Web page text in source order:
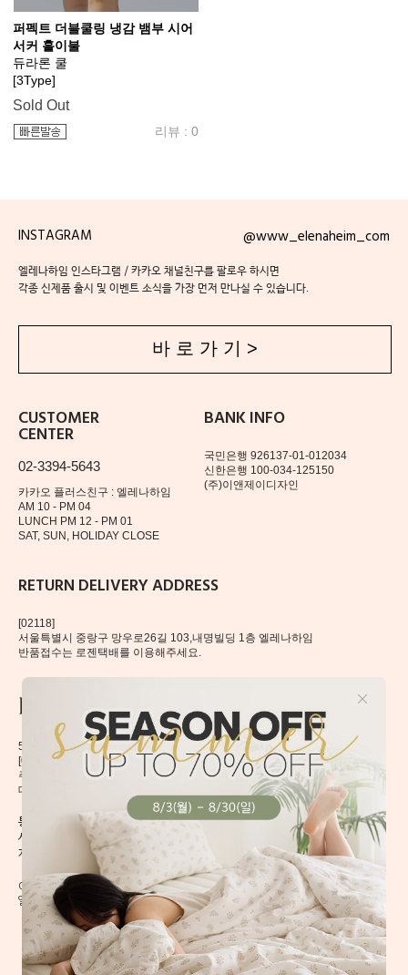
퍼펙트 더블쿨링 냉감 뱀부 시어
서커 홑이불
듀라론 쿨
[3Type]
Sold Out
리뷰 : 0
INSTAGRAM @www_elenaheim_com
엘레나하임 인스타그램 / 카카오 채널친구를 팔로우 하시면
각종 신제품 출시 및 이벤트 소식을 가장 먼저 만나실 수 있습니다.
바 로 가 기 >
CUSTOMER
CENTER
02-3394-5643
카카오 플러스친구 : 엘레나하임
AM 10 - PM 04
LUNCH PM 12 - PM 01
SAT, SUN, HOLIDAY CLOSE
BANK INFO
국민은행 926137-01-012034
신한은행 100-034-125150
(주)이앤제이디자인
RETURN DELIVERY ADDRESS
[02118]
서울특별시 중랑구 망우로26길 103,내명빌딩 1층 엘레나하임
반품접수는 로젠택배를 이용해주세요.
56, Mangu-ro, Dongdaemun-gu, Seoul, Korea
[02496] 서울시 동대문구 망우로 56 이앤제이빌딩 6층
주식회사 이앤제이디자인
대표자 이재혁, 이예은
통신판매신고번호 2020-서울동대문-0224호[CHECK]
사업자등록번호 413-86-01738
개인정보관리책임자 이예은,
enjdesign@naver.com
COPYRIGHT @ ELENAHEIM. ALL RIGHT RESERVED.
엘레나 하임의 모든 디자인과 내용은 무단 도용할 수 없습니다.
회사소개 이용약관 이용방법 개인정보취급방침 B2B 문의